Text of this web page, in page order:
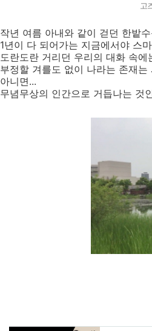
고
작년 여름 아내와 같이 걷던 한밭
1년이 다 되어가는 지금에서야 스
도란도란 거리던 우리의 대화 속
부정할 겨를도 없이 나라는 존재는
아니면...
무념무상의 인간으로 거듭나는 것